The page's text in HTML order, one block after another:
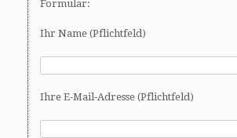
Formular:
Ihr Name (Pflichtfeld)
Ihre E-Mail-Adresse (Pflichtfeld)